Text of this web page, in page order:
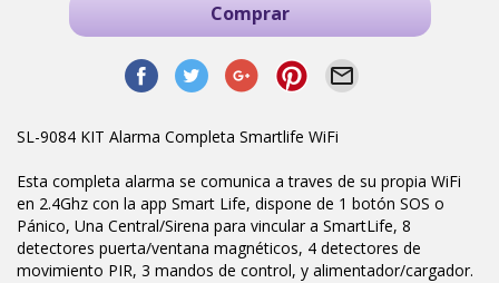
Comprar
SL-9084 KIT Alarma Completa Smartlife WiFi
Esta completa alarma se comunica a traves de su propia WiFi
en 2.4Ghz con la app Smart Life, dispone de 1 botón SOS o
Pánico, Una Central/Sirena para vincular a SmartLife, 8
detectores puerta/ventana magnéticos, 4 detectores de
movimiento PIR, 3 mandos de control, y alimentador/cargador.